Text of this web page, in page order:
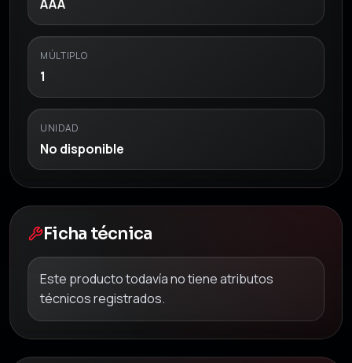
AAA
MÚLTIPLO
1
UNIDAD
No disponible
Ficha técnica
Este producto todavía no tiene atributos
técnicos registrados.